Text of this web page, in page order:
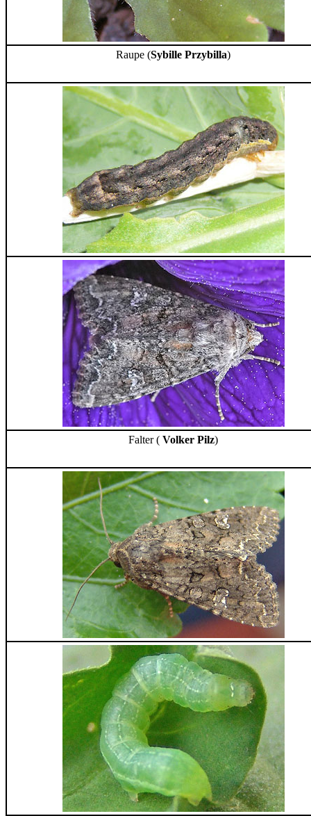
Raupe (Sybille Przybilla)
Falter ( Volker Pilz)